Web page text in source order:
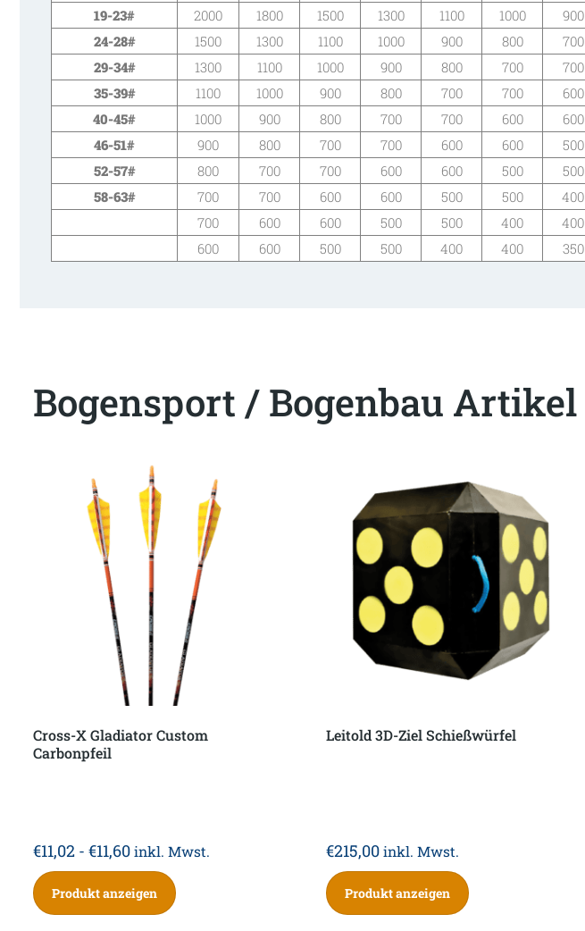
19-23# 2000 1800 1500 1300 1100 1000
900
24-28# 1500 1300 1100 1000 900 800 700
29-34# 1300 1100 1000 900 800 700 700
35-39# 1100 1000 900 800 700 700 600
40-45# 1000 900 800 700 700 600 600
46-51# 900 800 700 700 600 600 500
52-57# 800 700 700 600 600 500 500
58-63# 700 700 600 600 500 500 400
700
600 600 500 500 400 400
600
600 500 500 400 400 350
Bogensport / Bogenbau Artikel
Cross-X Gladiator Custom
Carbonpfeil
€11,02 - €11,60inkl. Mwst.
Produkt anzeigen
Leitold 3D-Ziel Schießwürfel
€215,00 inkl. Mwst.
Produkt anzeigen